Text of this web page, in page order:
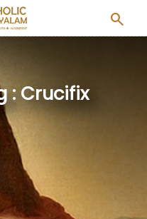
search
: Crucifix